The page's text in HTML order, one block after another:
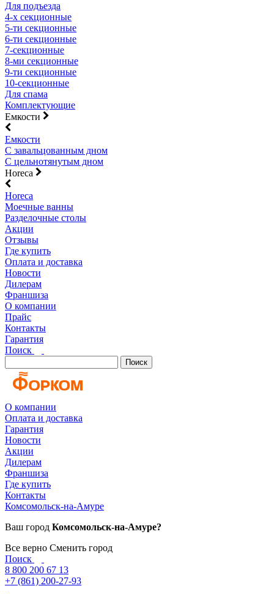
Для подъезда
4-х секционные
5-ти секционные
6-ти секционные
7-секционные
8-ми секционные
9-ти секционные
10-секционные
Для спама
Комплектующие
Емкости
Емкости
С завальцованным дном
С цельнотянутым дном
Horeca
Horeca
Моечные ванны
Разделочные столы
Акции
Отзывы
Где купить
Оплата и доставка
Новости
Дилерам
Франшиза
О компании
Прайс
Контакты
Гарантия
Поиск
Поиск
О компании
Оплата и доставка
Гарантия
Новости
Акции
Дилерам
Франшиза
Где купить
Контакты
Комсомольск-на-Амуре
Ваш город Комсомольск-на-Амуре?
Все верно Сменить город
Поиск
8 800 200 67 13
+7 (861) 200-27-93